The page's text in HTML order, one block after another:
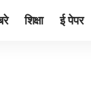
शिक्षा ई पेपर